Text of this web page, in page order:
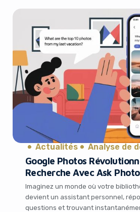
de l’intégration […]
Actualités Analyse de
Google Photos
Recherche Avec Ask
Imaginez un monde où votre
devient un assistant personnel,
questions et trouvant
using an ad-
Yes, I will turn off Ad-
No Thanks